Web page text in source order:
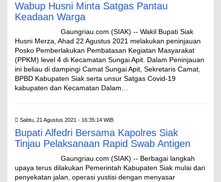
Wabup Husni Minta Satgas Pantau
Keadaan Warga
Gaungriau.com (SIAK) -- Wakil Bupati Siak
Husni Merza, Ahad 22 Agustus 2021 melakukan peninjauan
Posko Pemberlakukan Pembatasan Kegiatan Masyarakat
(PPKM) level 4 di Kecamatan Sungai Apit. Dalam Peninjauan
ini beliau di dampingi Camat Sungai Apit, Sekretaris Camat,
BPBD Kabupaten Siak serta unsur Satgas Covid-19
kabupaten dan Kecamatan Dalam…
Sabtu, 21 Agustus 2021 - 16:35:14 WIB
Bupati Alfedri Bersama Kapolres Siak
Tinjau Pelaksanaan Rapid Swab Antigen
Gaungriau.com (SIAK) -- Berbagai langkah
upaya terus dilakukan Pemerintah Kabupaten Siak mulai dari
penyekatan jalan, operasi yustisi dengan menyasar